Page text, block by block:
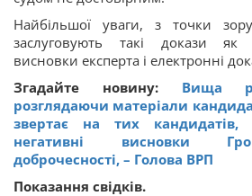
Найбільшої уваги, з точки
заслуговують такі докази як
висновки експерта і електронні
Згадайте новину: Вища
розглядаючи матеріали
звертає на тих
негативні висновки
доброчесності, – Голова ВРП
Показання свідків.